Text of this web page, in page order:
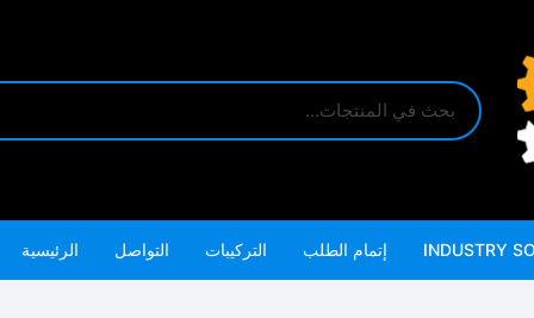
INDUSTRY إتمام الطلب التركيبات التواصل الرئيسية